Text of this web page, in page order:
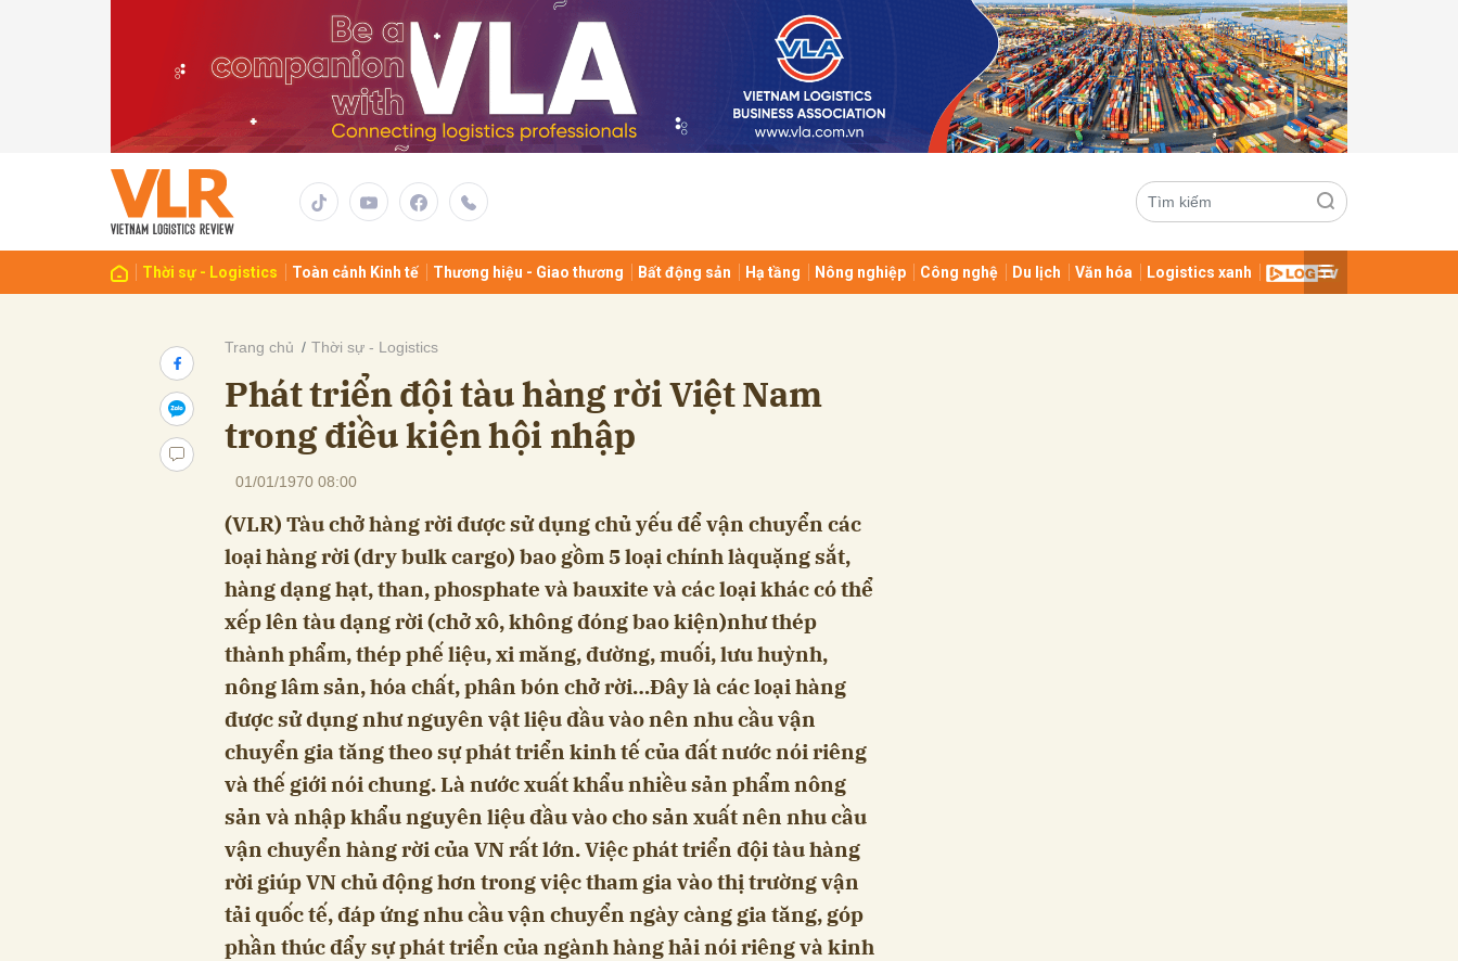
Thời sự - Logistics Toàn cảnh Kinh tế Thương hiệu - Giao thương Bất động sản Hạ tầng Nông nghiệp Công nghệ Du lịch Văn hóa Logistics xanh
Trang chủ Thời sự - Logistics
Phát triển đội tàu hàng rời Việt Nam
trong điều kiện hội nhập
01/01/1970 08:00
(VLR) Tàu chở hàng rời được sử dụng chủ yếu để vận chuyển các
loại hàng rời (dry bulk cargo) bao gồm 5 loại chính làquặng sắt,
hàng dạng hạt, than, phosphate và bauxite và các loại khác có thể
xếp lên tàu dạng rời (chở xô, không đóng bao kiện)như thép
thành phẩm, thép phế liệu, xi măng, đường, muối, lưu huỳnh,
nông lâm sản, hóa chất, phân bón chở rời…Đây là các loại hàng
được sử dụng như nguyên vật liệu đầu vào nên nhu cầu vận
chuyển gia tăng theo sự phát triển kinh tế của đất nước nói riêng
và thế giới nói chung. Là nước xuất khẩu nhiều sản phẩm nông
sản và nhập khẩu nguyên liệu đầu vào cho sản xuất nên nhu cầu
vận chuyển hàng rời của VN rất lớn. Việc phát triển đội tàu hàng
rời giúp VN chủ động hơn trong việc tham gia vào thị trường vận
tải quốc tế, đáp ứng nhu cầu vận chuyển ngày càng gia tăng, góp
phần thúc đẩy sự phát triển của ngành hàng hải nói riêng và kinh
Gửi bình luận